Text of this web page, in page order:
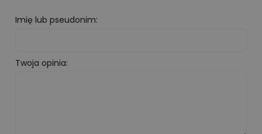
Imię lub pseudonim:
Twoja opinia: